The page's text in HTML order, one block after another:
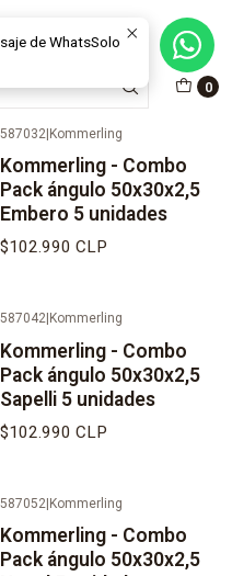
0
INSTALANDO SOLUCIONES DE
587032 Kommerling
Kommerling - Combo
Pack ángulo 50x30x2,5
Embero 5 unidades
$102.990 CLP
587042 Kommerling
Kommerling - Combo
Pack ángulo 50x30x2,5
Sapelli 5 unidades
$102.990 CLP
587052|Kommerling
Kommerling - Combo
Pack ángulo 50x30x2,5
de WhatsSolo